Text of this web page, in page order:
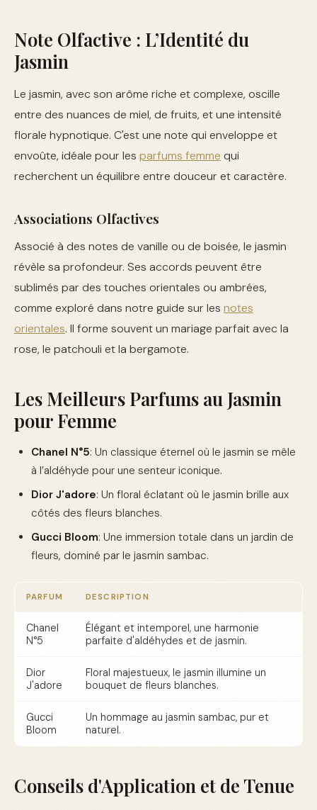
Note Olfactive : L’Identité du
Jasmin
Le jasmin, avec son arôme riche et complexe, oscille
entre des nuances de miel, de fruits, et une intensité
florale hypnotique. C'est une note qui enveloppe et
envoûte, idéale pour les parfums femme qui
recherchent un équilibre entre douceur et caractère.
Associations Olfactives
Associé à des notes de vanille ou de boisée, le jasmin
révèle sa profondeur. Ses accords peuvent être
sublimés par des touches orientales ou ambrées,
comme exploré dans notre guide sur les notes
orientales. Il forme souvent un mariage parfait avec la
rose, le patchouli et la bergamote.
Les Meilleurs Parfums au Jasmin
pour Femme
Chanel N°5: Un classique éternel où le jasmin se mêle
à l’aldéhyde pour une senteur iconique.
Dior J'adore: Un floral éclatant où le jasmin brille aux
côtés des fleurs blanches.
Gucci Bloom: Une immersion totale dans un jardin de
fleurs, dominé par le jasmin sambac.
PARFUM DESCRIPTION
Chanel
N°5
Élégant et intemporel, une harmonie
parfaite d'aldéhydes et de jasmin.
Dior
J'adore
Floral majestueux, le jasmin illumine un
bouquet de fleurs blanches.
Gucci
Bloom
Un hommage au jasmin sambac, pur et
naturel.
Conseils d'Application et de Tenue